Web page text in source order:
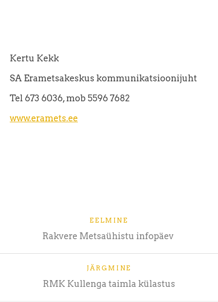
Kertu Kekk
SA Erametsakeskus kommunikatsioonijuht
Tel 673 6036, mob 5596 7682
www.eramets.ee
EELMINE
Rakvere Metsaühistu infopäev
JÄRGMINE
RMK Kullenga taimla külastus